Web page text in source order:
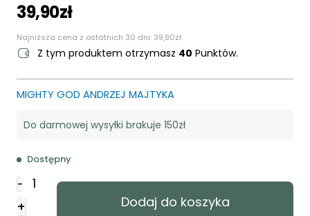
39,90zł
Najniższa cena z ostatnich 30 dni: 39,90zł.
Z tym produktem otrzymasz 40 Punktów.
MIGHTY GOD ANDRZEJ MAJTYKA
Do darmowej wysyłki brakuje 150zł
Dostępny
-
Kubek
termiczny
+ Dodaj do koszyka